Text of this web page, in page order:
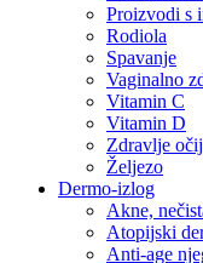
Proizvodi s
Rodiola
Spavanje
Vaginalno
Vitamin C
Vitamin D
Zdravlje
Željezo
Dermo-izlog
Akne,
Atopijski
Anti-age